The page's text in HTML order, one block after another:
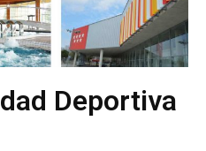
Deportiva